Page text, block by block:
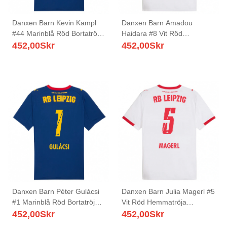
Danxen Barn Kevin Kampl
#44 Marinblå Röd Bortatröja
Matchtröjor 2025/26 Tröjor
452,00Skr
Danxen Barn Amadou
Haidara #8 Vit Röd
Hemmatröja Matchtröjor
452,00Skr
Danxen Barn Péter Gulácsi
#1 Marinblå Röd Bortatröja
Matchtröjor 2025/26 Tröjor
452,00Skr
Danxen Barn Julia Magerl #5
Vit Röd Hemmatröja
Matchtröjor 2025/26 Tröjor
452,00Skr